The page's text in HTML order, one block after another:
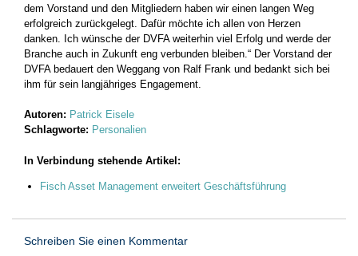
dem Vorstand und den Mitgliedern haben wir einen langen Weg
erfolgreich zurückgelegt. Dafür möchte ich allen von Herzen
danken. Ich wünsche der DVFA weiterhin viel Erfolg und werde der
Branche auch in Zukunft eng verbunden bleiben.“ Der Vorstand der
DVFA bedauert den Weggang von Ralf Frank und bedankt sich bei
ihm für sein langjähriges Engagement.
Autoren: Patrick Eisele
Schlagworte: Personalien
In Verbindung stehende Artikel:
Fisch Asset Management erweitert Geschäftsführung
Schreiben Sie einen Kommentar